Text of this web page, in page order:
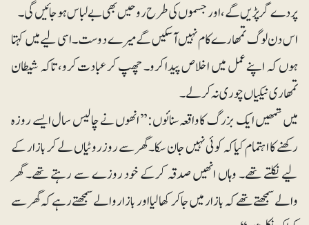
پردے گرپڑیں گے، اور جسموں کی طرح روحیں بھی بے لباس ہوجائیں گی۔
اس دن لوگ تمھارے کام نہیں آسکیں گے میرے دوست۔ اسی لیے میں کہتا
ہوں کہ اپنے عمل میں اخلاص پیدا کرو۔ چھپ کر عبادت کرو، تاکہ شیطان
تمھاری نیکیاں چوری نہ کرلے۔
میں تمھیں ایک بزرگ کاواقعہ سنائوں: ’’انھوں نے چالیس سال ایسے روزہ
رکھنے کا اہتمام کیا کہ کوئی نہیں جان سکا۔ گھر سے روز روٹیاں لے کر بازار کے
لیے نکلتے تھے۔ وہاں انھیں صدقہ کرکے خود روزے سے رہتے تھے۔ گھر
والے سمجھتے تھے کہ بازار میں جاکر کھالیا اور بازار والے سمجھتے رہے کہ گھر سے